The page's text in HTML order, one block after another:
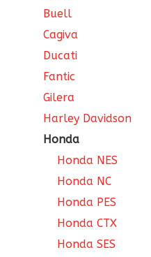
Buell
Cagiva
Ducati
Fantic
Gilera
Harley Davidson
Honda
Honda NES
Honda NC
Honda PES
Honda CTX
Honda SES